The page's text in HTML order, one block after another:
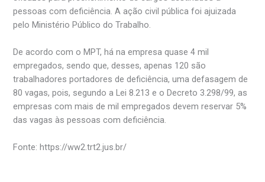
pessoas com deficiência. A ação civil pública foi ajuizada
pelo Ministério Público do Trabalho.
De acordo com o MPT, há na empresa quase 4 mil
empregados, sendo que, desses, apenas 120 são
trabalhadores portadores de deficiência, uma defasagem de
80 vagas, pois, segundo a Lei 8.213 e o Decreto 3.298/99, as
empresas com mais de mil empregados devem reservar 5%
das vagas às pessoas com deficiência.
Fonte: https://ww2.trt2.jus.br/